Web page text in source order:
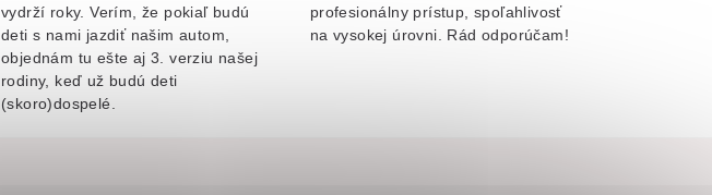
vydrží roky. Verím, že pokiaľ budú
deti s nami jazdiť našim autom,
objednám tu ešte aj 3. verziu našej
rodiny, keď už budú deti
(skoro)dospelé.
profesionálny prístup, spoľahlivosť
na vysokej úrovni. Rád odporúčam!